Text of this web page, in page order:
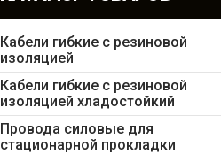
Кабели гибкие с резиновой
изоляцией
Кабели гибкие с резиновой
изоляцией хладостойкий
Провода силовые для
стационарной прокладки